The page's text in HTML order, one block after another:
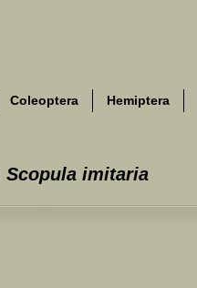
Coleoptera Hemiptera
Scopula imitaria